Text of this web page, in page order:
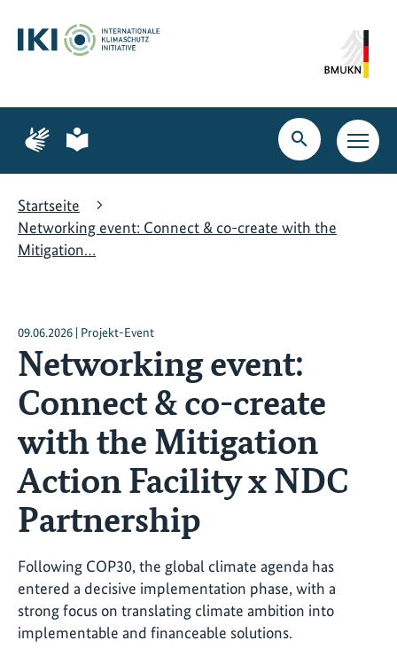
Hauptinhalt
springen
Suche
springen
Hauptnavigation
springen
Zur
Seite
Gebärdensprache
Zur
Seite
leichte
Suche
öffnen
Startseite
Networking event: Connect & co-create with the
Mitigation…
09.06.2026 | Projekt-Event
Networking event:
Connect & co-create
with the Mitigation
Action Facility x NDC
Partnership
Following COP30, the global climate agenda has
entered a decisive implementation phase, with a
strong focus on translating climate ambition into
implementable and financeable solutions.